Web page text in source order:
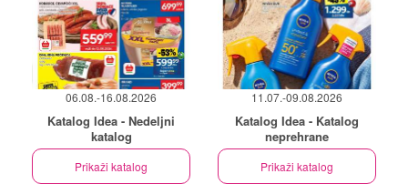
06.08.-16.08.2026
Katalog Idea - Nedeljni
katalog
Prikaži katalog
11.07.-09.08.2026
Katalog Idea - Katalog
neprehrane
Prikaži katalog